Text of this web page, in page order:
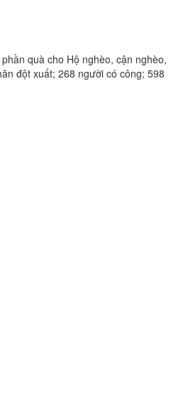
quà cho Hộ nghèo, cận nghèo,
đột xuất; 268 người có công; 598